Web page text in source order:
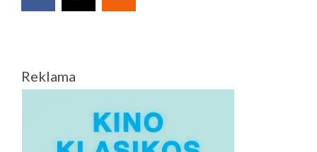
Reklama